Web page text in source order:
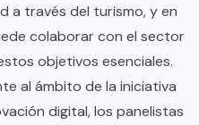
a través del turismo, y en
colaborar con el sector
objetivos esenciales.
al ámbito de la iniciativa
digital, los panelistas